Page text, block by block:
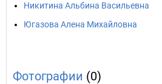
Никитина Альбина Васильевна
Югазова Алена Михайловна
Фотографии (0)